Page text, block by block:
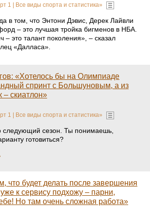
1 | Все виды спорта и статистика»
в том, что Энтони Дэвис, Дерек Лайвли
– это лучшая тройка бигменов в НБА.
– это талант поколения», – сказал
«Далласа».
«Хотелось бы на Олимпиаде
спринт с Большуновым, а из
– скиатлон»
1 | Все виды спорта и статистика»
следующий сезон. Ты понимаешь,
готовиться?
что будет делать после завершения
к сервису подхожу – парни,
Но там очень сложная работа»